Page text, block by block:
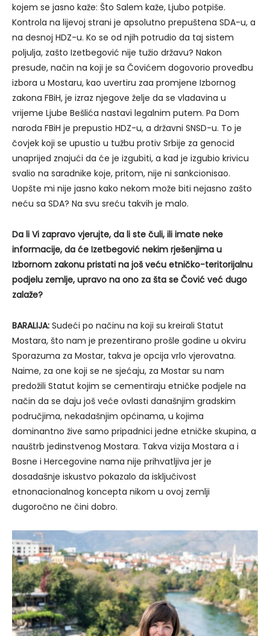
kojem se jasno kaže: Što Salem kaže, Ljubo potpiše.
Kontrola na lijevoj strani je apsolutno prepuštena SDA-u, a
na desnoj HDZ-u. Ko se od njih potrudio da taj sistem
poljulja, zašto Izetbegović nije tužio državu? Nakon
presude, način na koji je sa Čovićem dogovorio provedbu
izbora u Mostaru, kao uvertiru zaa promjene Izbornog
zakona FBiH, je izraz njegove želje da se vladavina u
vrijeme Ljube Bešlića nastavi legalnim putem. Pa Dom
naroda FBiH je prepustio HDZ-u, a državni SNSD-u. To je
čovjek koji se upustio u tužbu protiv Srbije za genocid
unaprijed znajući da će je izgubiti, a kad je izgubio krivicu
svalio na saradnike koje, pritom, nije ni sankcionisao.
Uopšte mi nije jasno kako nekom može biti nejasno zašto
neću sa SDA? Na svu sreću takvih je malo.
Da li Vi zapravo vjerujte, da li ste čuli, ili imate neke
informacije, da će Izetbegović nekim rješenjima u
Izbornom zakonu pristati na još veću etničko-teritorijalnu
podjelu zemlje, upravo na ono za šta se Čović već dugo
zalaže?
BARALIJA: Sudeći po načinu na koji su kreirali Statut
Mostara, što nam je prezentirano prošle godine u okviru
Sporazuma za Mostar, takva je opcija vrlo vjerovatna.
Naime, za one koji se ne sjećaju, za Mostar su nam
predožili Statut kojim se cementiraju etničke podjele na
način da se daju još veće ovlasti današnjim gradskim
područjima, nekadašnjim općinama, u kojima
dominantno žive samo pripadnici jedne etničke skupina, a
nauštrb jedinstvenog Mostara. Takva vizija Mostara a i
Bosne i Hercegovine nama nije prihvatljiva jer je
dosadašnje iskustvo pokazalo da isključivost
etnonacionalnog koncepta nikom u ovoj zemlji
dugoročno ne čini dobro.